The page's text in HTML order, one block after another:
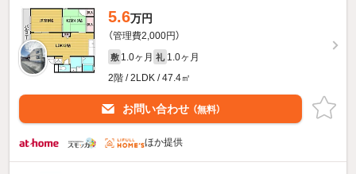
5.6万円
（管理費2,000円）
敷 1.0ヶ月 礼 1.0ヶ月
2階 / 2LDK / 47.4㎡
お問い合わせ （無料）
ほか提供